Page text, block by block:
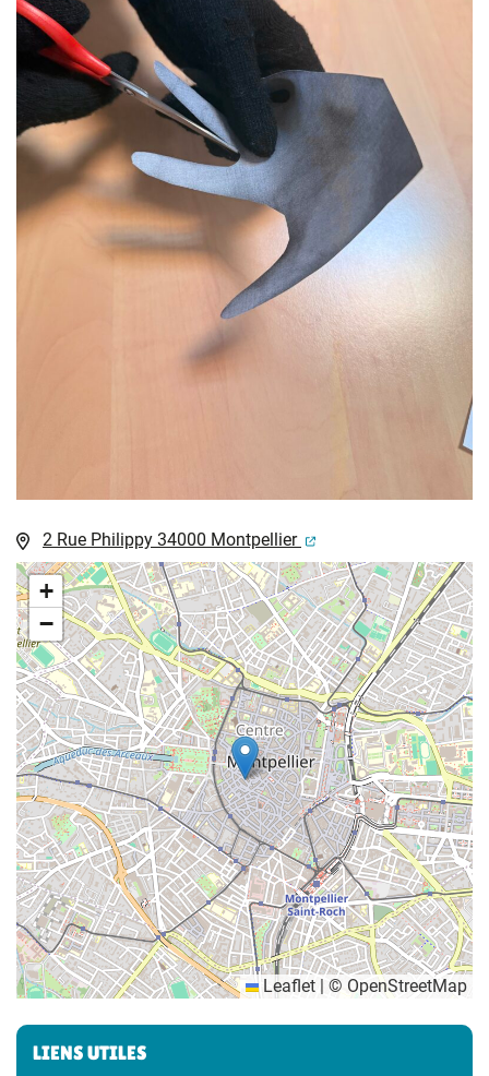
Localisation
2 Rue Philippy 34000 Montpellier (ouverture dans un
+
−
Leaflet | © OpenStreetMap
Informations complémentaires
LIENS UTILES